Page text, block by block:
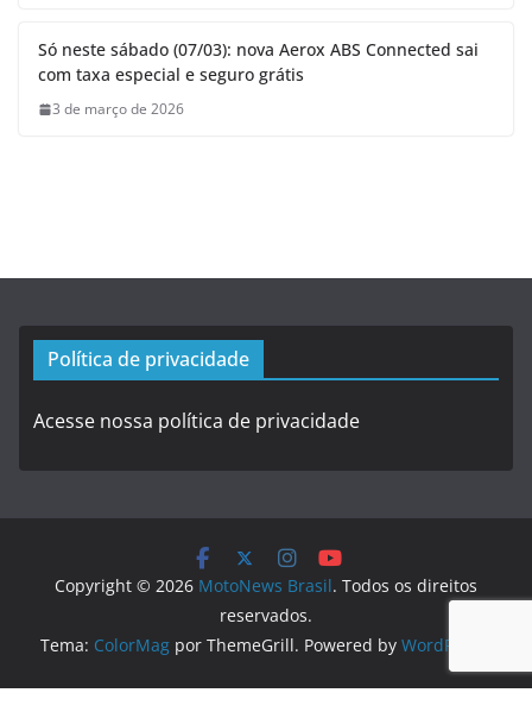
Só neste sábado (07/03): nova Aerox ABS Connected sai
com taxa especial e seguro grátis
3 de março de 2026
Política de privacidade
Acesse nossa política de privacidade
Copyright © 2026 MotoNews Brasil. Todos os direitos
reservados.
Tema: ColorMag por ThemeGrill. Powered by WordPress